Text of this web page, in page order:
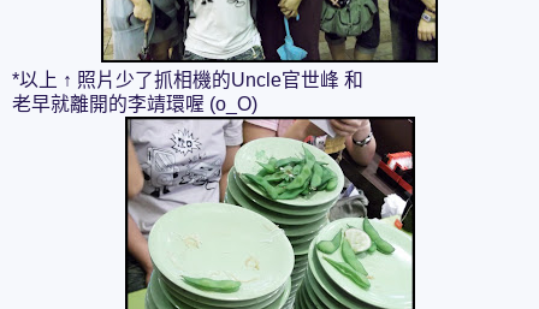
*以上 ↑ 照片少了抓相機的Uncle官世峰 和
老早就離開的李靖環喔 (o_O)